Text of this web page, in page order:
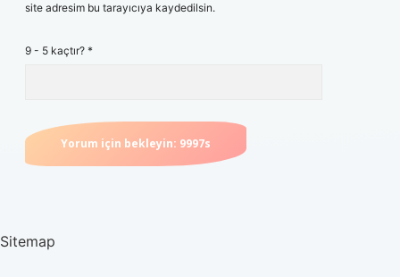
site adresim bu tarayıcıya kaydedilsin.
9 - 5 kaçtır? *
Sitemap